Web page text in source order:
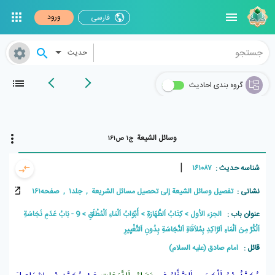
فارسی ورود
حدیث
گروه بندی احادیث
وسائل الشیعة ج۱ ص۱۶۱
شناسه حدیث : ۱۶۱۰۸۷ |
نشانی :تفصیل وسائل الشیعة إلی تحصیل مسائل الشریعة , جلد۱ , صفحه۱۶۱
عنوان باب : الجزء الأول كِتَابُ اَلطَّهَارَةِ أَبْوَابُ اَلْمَاءِ اَلْمُطْلَقِ
9 - بَابُ عَدَمِ نَجَاسَةِ
اَلْكُرِّ مِنَ اَلْمَاءِ اَلرَّاكِدِ بِمُلاَقَاةِ اَلنَّجَاسَةِ بِدُونِ اَلتَّغْيِيرِ
قائل : امام صادق (علیه السلام)